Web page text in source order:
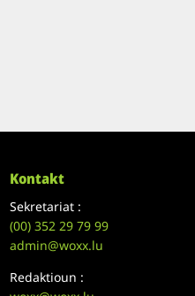
Kontakt
Sekretariat :
(00)352 29 79 99
admin@woxx.lu
Redaktioun :